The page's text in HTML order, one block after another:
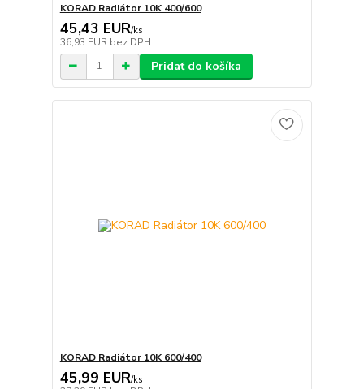
KORAD Radiátor 10K 400/600
45,43 EUR/ks
36,93 EUR bez DPH
Pridať do košíka
KORAD Radiátor 10K 600/400
45,99 EUR/ks